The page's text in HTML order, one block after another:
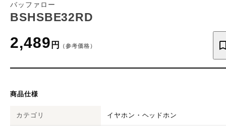
バッファロー
BSHSBE32RD
2,489 円 （参考価格）
商品仕様
カテゴリ イヤホン・ヘッドホン